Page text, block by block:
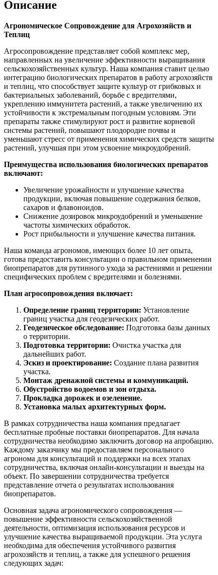
Описание
Агрономическое Сопровождение для Агрохозяйств и
Теплиц
Агросопровождение представляет собой комплекс мер,
направленных на увеличение эффективности выращивания
сельскохозяйственных культур. Наша компания ставит целью
интеграцию биологических препаратов в работу агрохозяйств
и теплиц, что способствует защите культур от грибковых и
бактериальных заболеваний, борьбе с вредителями,
укреплению иммунитета растений, а также увеличению их
устойчивости к экстремальным погодным условиям. Эти
препараты также стимулируют рост и развитие корневой
системы растений, повышают плодородие почвы и
уменьшают стресс от применения химических средств защиты
растений, улучшая при этом усвоение микроудобрений.
Преимущества использования биологических препаратов
включают:
Увеличение урожайности и улучшение качества
продукции, включая повышение содержания белков,
сахаров и флавоноидов.
Снижение дозировок микроудобрений и уменьшение
частоты химических обработок.
Рост прибыльности и улучшение качества питания.
Наша команда агрономов, имеющих более 10 лет опыта,
готова предоставить консультации о правильном применении
биопрепаратов для рутинного ухода за растениями и решении
специфических проблем с вредителями и болезнями.
План агросопровождения включает:
Определение границ территории: Установление
границ участка для геодезических работ.
Геодезическое обследование: Подготовка базы данных
о территории.
Подготовка территории: Очистка участка для
дальнейших работ.
Эскиз и проектирование: Создание плана развития
участка.
Монтаж дренажной системы и коммуникаций.
Обустройство водоемов и зон отдыха.
Прокладка дорожек и озеленение.
Установка малых архитектурных форм.
В рамках сотрудничества наша компания предлагает
бесплатные пробные поставки биопрепаратов. Для начала
сотрудничества необходимо заключить договор на апробацию.
Каждому заказчику мы предоставляем персонального
агронома для консультаций и поддержки на всех этапах
сотрудничества, включая онлайн-консультации и выезды на
объект. По завершении сотрудничества требуется
представление отчета о результатах использования
биопрепаратов.
Основная задача агрономического сопровождения —
повышение эффективности сельскохозяйственной
деятельности, оптимизация использования ресурсов и
улучшение качества выращиваемой продукции. Эта услуга
необходима для обеспечения устойчивого развития
агрохозяйств и теплиц, а также для успешного решения
следующих задач: